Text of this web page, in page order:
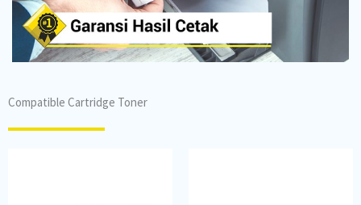
Compatible Cartridge Toner